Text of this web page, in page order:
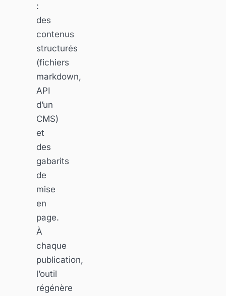
:
des
contenus
structurés
(fichiers
markdown,
API
d’un
CMS)
et
des
gabarits
de
mise
en
page.
À
chaque
publication,
l’outil
régénère